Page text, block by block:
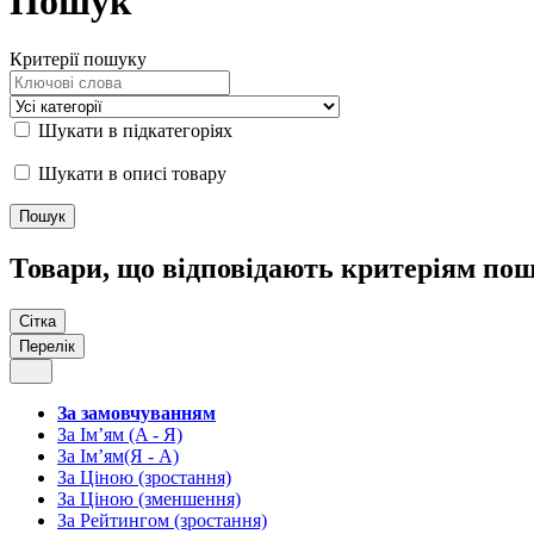
Критерії пошуку
Шукати в підкатегоріях
Шукати в описі товару
Товари, що відповідають критеріям
Сітка
Перелік
За замовчуванням
За Ім’ям (A - Я)
За Ім’ям(Я - А)
За Ціною (зростання)
За Ціною (зменшення)
За Рейтингом (зростання)